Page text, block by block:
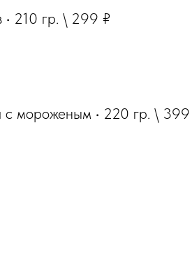
· 210 гр. \ 299 ₽
с мороженым · 220 гр. \